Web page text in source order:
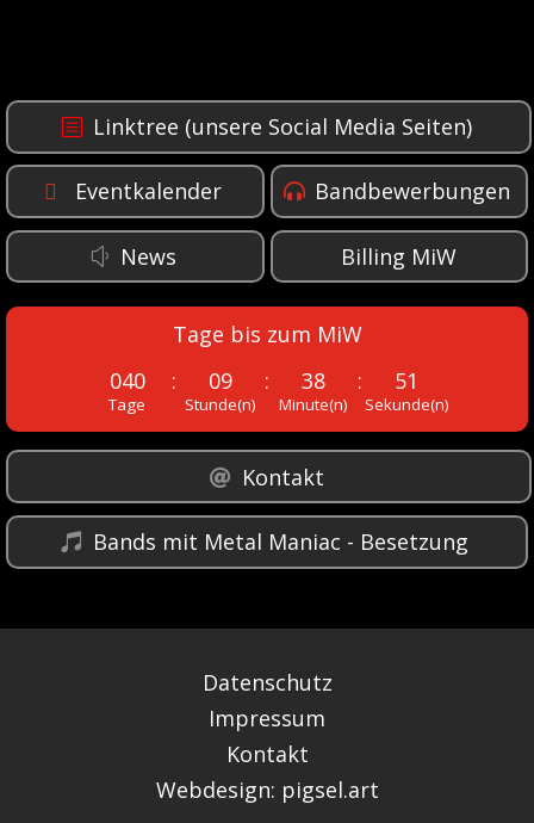
Linktree (unsere Social Media Seiten)
Eventkalender
News
Bandbewerbungen
Billing MiW
Tage bis zum MiW
040
Tage
: 09
Stunde(n)
: 38
Minute(n)
: 51
Sekunde(n)
Kontakt
Bands mit Metal Maniac - Besetzung
Datenschutz
Impressum
Kontakt
Webdesign: pigsel.art